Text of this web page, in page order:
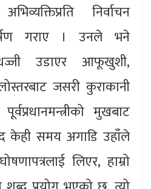
निर्वाचन
गराए । उनले भने
उडाएर आफूखुशी,
जसरी कुराकानी
मुखबाट
केही समय अगाडि उहाँले
लिएर, हाम्रो